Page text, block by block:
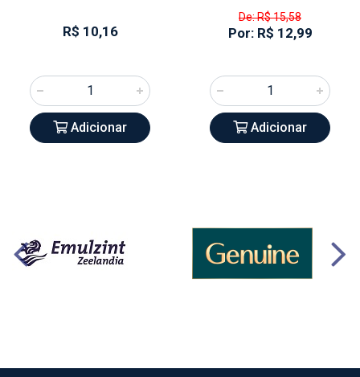
R$ 10,16
Adicionar
De: R$ 15,58
Por: R$ 12,99
Adicionar